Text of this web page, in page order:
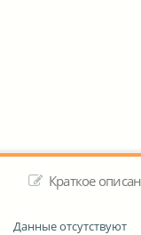
Краткое
Данные отсутствуют